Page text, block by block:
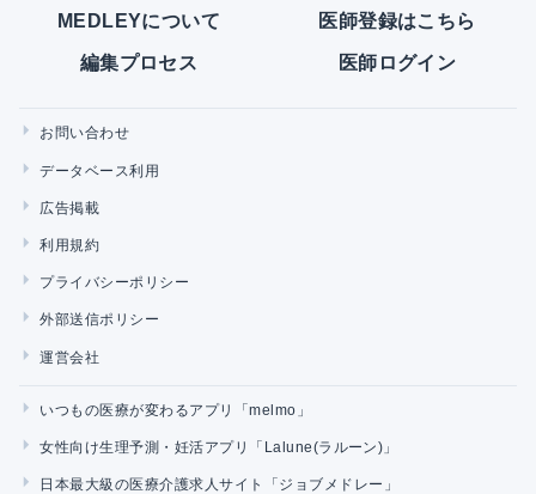
MEDLEYについて 医師登録はこちら
編集プロセス 医師ログイン
お問い合わせ
データベース利用
広告掲載
利用規約
プライバシーポリシー
外部送信ポリシー
運営会社
いつもの医療が変わるアプリ「melmo」
女性向け生理予測・妊活アプリ「Lalune(ラルーン)」
日本最大級の医療介護求人サイト「ジョブメドレー」